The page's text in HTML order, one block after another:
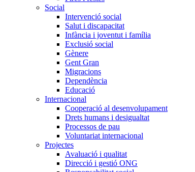
Social
Intervenció social
Salut i discapacitat
Infància i joventut i família
Exclusió social
Gènere
Gent Gran
Migracions
Dependència
Educació
Internacional
Cooperació al desenvolupament
Drets humans i desigualtat
Processos de pau
Voluntariat internacional
Projectes
Avaluació i qualitat
Direcció i gestió ONG